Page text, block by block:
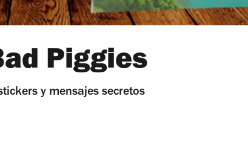
Piggies
y mensajes secretos